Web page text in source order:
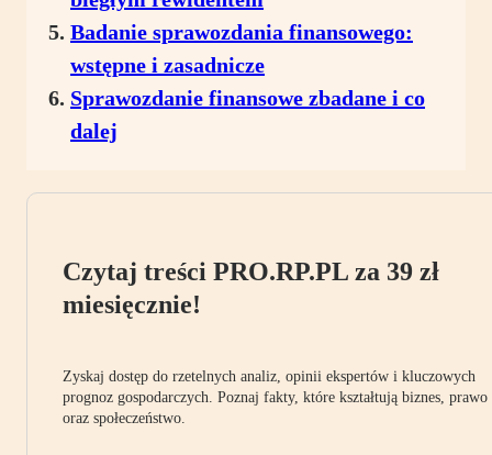
Badanie sprawozdania finansowego:
wstępne i zasadnicze
Sprawozdanie finansowe zbadane i co
dalej
Czytaj treści PRO.RP.PL za 39 zł
miesięcznie!
Zyskaj dostęp do rzetelnych analiz, opinii ekspertów i kluczowych
prognoz gospodarczych. Poznaj fakty, które kształtują biznes, prawo
oraz społeczeństwo.